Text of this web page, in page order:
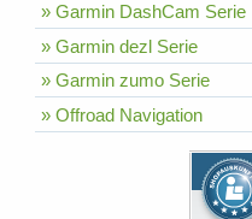
» Garmin DashCam Serie
» Garmin dezl Serie
» Garmin zumo Serie
» Offroad Navigation